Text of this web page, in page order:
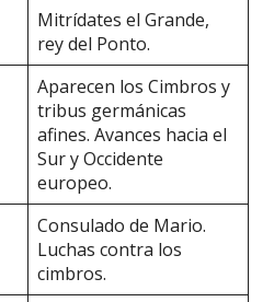
Mitrídates el Grande,
rey del Ponto.
Aparecen los Cimbros y
tribus germánicas
afines. Avances hacia el
Sur y Occidente
europeo.
Consulado de Mario.
Luchas contra los
cimbros.